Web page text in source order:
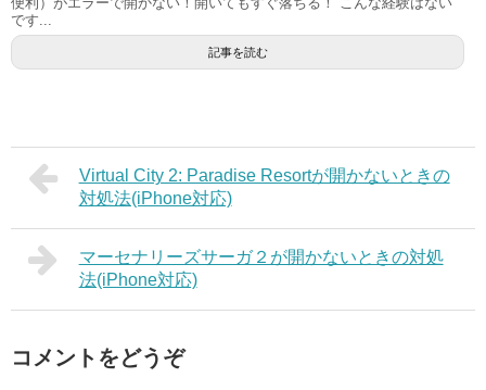
です...
記事を読む
Virtual City 2: Paradise Resortが開かないときの
対処法(iPhone対応)
マーセナリーズサーガ２が開かないときの対処
法(iPhone対応)
コメントをどうぞ